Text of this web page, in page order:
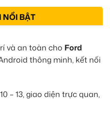
NỔI BẬT
và an toàn cho Ford
thông minh, kết nối
– 13, giao diện trực quan,